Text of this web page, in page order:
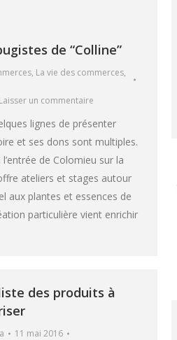
de “Colline”
, La vie des commerces,
Laisser un commentaire
lignes de présenter
et ses dons sont multiples.
de Colomieu sur la
ateliers et stages autour
aux plantes et essences de
particulière vient enrichir
des produits à
11 mai 2016